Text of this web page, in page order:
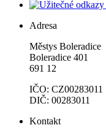
Adresa
Městys Boleradice
Boleradice 401
691 12
IČO: CZ00283011
DIČ: 00283011
Kontakt